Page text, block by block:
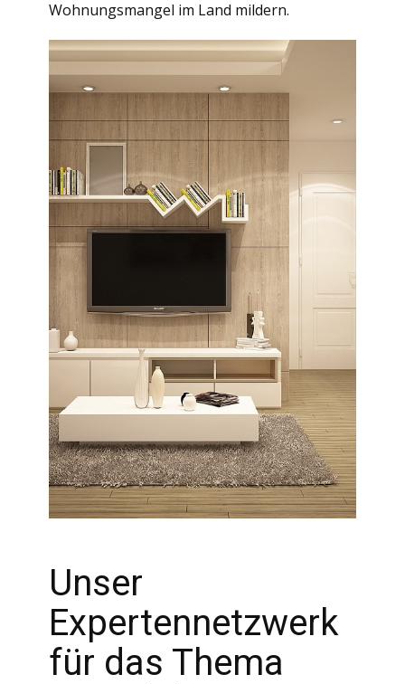
Wohnungsmangel im Land mildern.
Unser
Expertennetzwerk
für das Thema